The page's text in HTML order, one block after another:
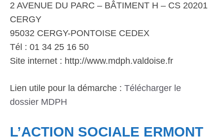
2 AVENUE DU PARC – BÂTIMENT H – CS 20201
CERGY
95032 CERGY-PONTOISE CEDEX
Tél : 01 34 25 16 50
Site internet : http://www.mdph.valdoise.fr
Lien utile pour la démarche : Télécharger le
dossier MDPH
L’ACTION SOCIALE ERMONT